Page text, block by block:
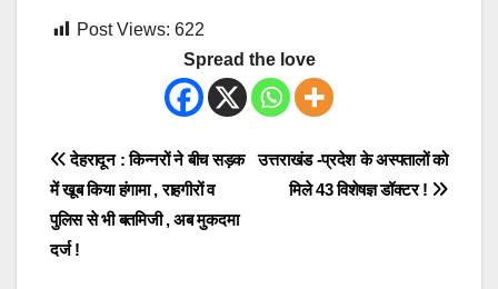
Post Views: 622
Spread the love
Post
navigation
उत्तराखंड -प्रदेश के अस्पतालों को
मिले 43 विशेषज्ञ डॉक्टर !
देहरादून : किन्नरों ने बीच सड़क
में खूब किया हंगामा , राहगीरों व
पुलिस से भी बतमिजी , अब मुकदमा
दर्ज !